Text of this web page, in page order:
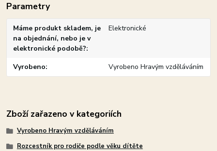
Parametry
Máme produkt skladem, je
na objednání, nebo je v
elektronické podobě?
Elektronické
Vyrobeno Vyrobeno Hravým vzděláváním
Zboží zařazeno v kategoriích
Vyrobeno Hravým vzděláváním
Rozcestník pro rodiče podle věku dítěte